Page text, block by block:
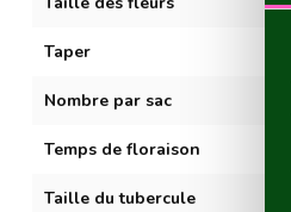
Taper
Nombre par sac
Temps de floraison
Taille du tubercule